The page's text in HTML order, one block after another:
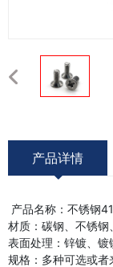
产品详情
产品名称：不锈钢
材质：碳钢、不锈
表面处理：锌镀、
规格：多种可选或者